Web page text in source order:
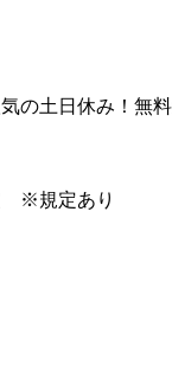
の土日休み！無料
※規定あり